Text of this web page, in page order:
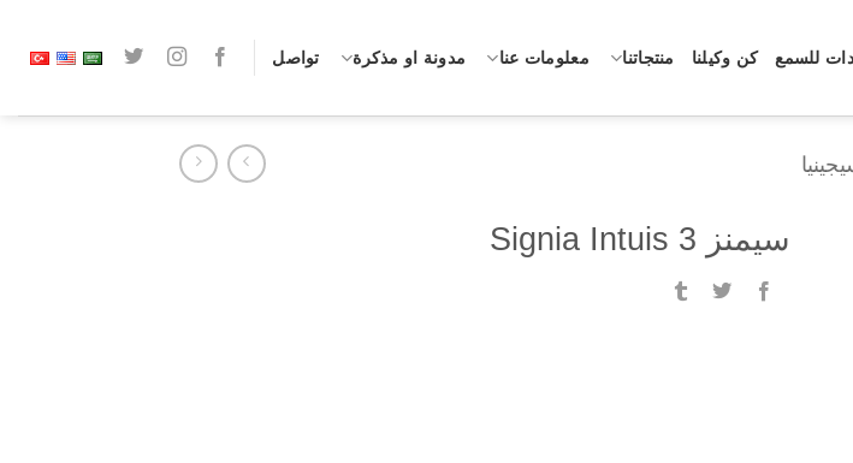
للسمع كن وكيلنا منتجاتنا معلومات عنا مدونة او مذكرة تواصل
سيمنز Signia Intuis 3